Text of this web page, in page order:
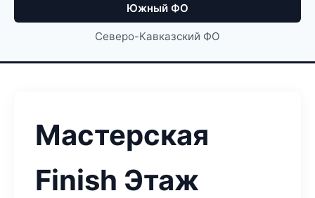
Южный ФО
Северо-Кавказский ФО
Мастерская
Finish Этаж